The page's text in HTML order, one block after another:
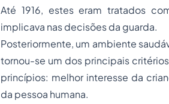
Até 1916, estes eram tratados
implicava nas decisões da guarda.
Posteriormente, um ambiente
tornou-se um dos principais
princípios: melhor interesse da
da pessoa humana.